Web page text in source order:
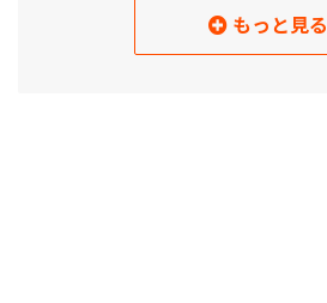
もっと見る